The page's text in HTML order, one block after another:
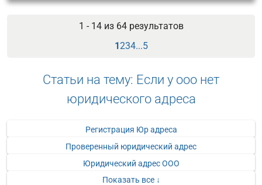
1 - 14 из 64результатов
1234...5
Статьи на тему: Если у ооо нет
юридического адреса
Регистрация Юр адреса
Проверенный юридический адрес
Юридический адрес ООО
Показать все ↓